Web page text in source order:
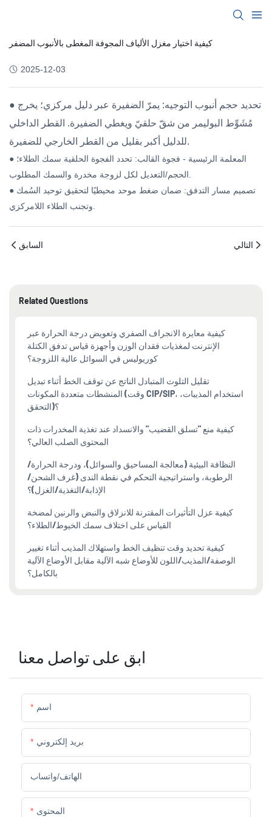
كيفية اختيار مغزل الألياف المجوفة المغطى بالأنبوب المضفر
2025-12-03
● تحديد حجم أنبوب التوجيه: يمرّ الضفيرة عبر دليل مركزي؛ يخرج
مُشَوِّط البوليمر من شقّ حلقيّ ويغطي الضفيرة. القطر الداخلي
للدليل أكبر بقليل من القطر الخارجي للضفيرة.
● المعلمة الرئيسية - فجوة القالب: تحدد الفجوة الحلقية سمك الطلاء؛
● تصميم مسار التدفق: ضمان ضغط موحد محيطيًا لتحقيق توحيد السُمك
السابق التالي
Related Questions
كيفية معايرة الانجراف الصفري وتعويض درجة الحرارة عبر
الإنترنت لمغذيات فقدان الوزن وأجهزة قياس تدفق الكتلة
كوريوليس في السوائل عالية اللزوجة؟
تقليل التلوث المتبادل الناتج عن توقف الخط أثناء تبديل
المنشطات متعددة المكونات (وقت CIP/SIP، استخدام المذيبات،
التحقق)؟
كيفية منع "تسلق القضيب" والانسداد عند تغذية المخدرات ذات
المحتوى الصلب العالي؟
النظافة البيئية (معالجة المساحيق والسوائل)، ودرجة الحرارة/
الرطوبة، واستراتيجية التحكم في نقطة الندى (غرف الشحن/
الإذابة/التغذية/الغزل)؟
كيفية عزل التأثيرات المقترنة للانزلاق والنبض والرنين لمضخة
القياس على اختلاف سمك الخيوط/الطلاء؟
كيفية تحديد وقت تنظيف الخط واستهلاك المذيب أثناء تغيير
الوصفة/المذيب/اللون للأوضاع شبه الآلية مقابل الأوضاع الآلية
بالكامل؟
ابق على تواصل معنا
اسم
بريد إلكتروني
الهاتف/واتساب
المحتوى